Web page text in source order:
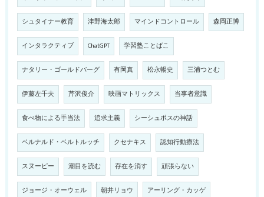
シュタイナー教育 津野海太郎 マインドコントロール 森岡正博
インタラクティブ ChatGPT 学習塾ことばこ
ナタリー・ゴールドバーグ 有岡真 松永暢史 三浦つとむ
伊藤左千夫 芹沢俊介 映画マトリックス 当事者意識
食べ物による手当法 追求主義 シーシュポスの神話
ベルナルド・ベルトルッチ クセナキス 認知行動療法
スヌーピー 潮目を読む 存在を消す 頑張らない
ジョージ・オーウェル 朝井リョウ アーリング・カッゲ